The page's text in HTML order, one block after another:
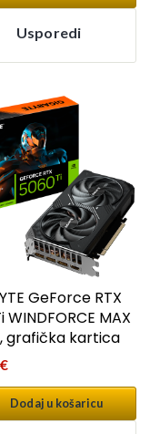
Usporedi
GeForce RTX
WINDFORCE MAX
grafička kartica
€
Dodaj u košaricu